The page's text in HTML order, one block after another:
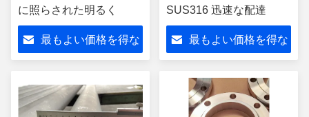
に照らされた明るく
最もよい価格を得な
SUS316 迅速な配達
最もよい価格を得な